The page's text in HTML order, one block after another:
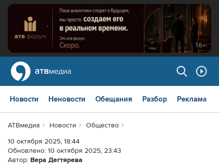
Новости Неновости Обещания Разбор Реклама
АТВмедиа Новости
Общество
10 октября 2025, 18:44
Обновлено: 10 октября 2025, 23:43
Автор: Вера Дегтярева